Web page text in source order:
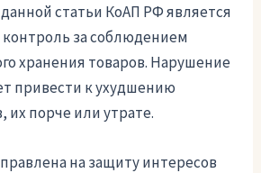
статьи КоАП РФ является
за соблюдением
хранения товаров. Нарушение
привести к ухудшению
их порче или утрате.
на защиту интересов